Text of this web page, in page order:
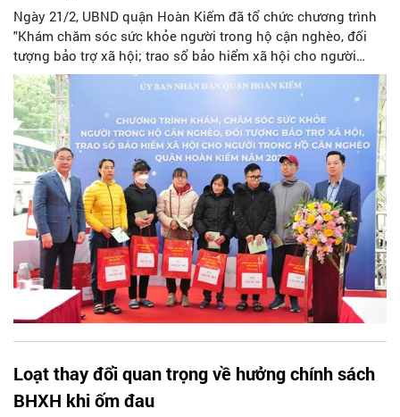
Ngày 21/2, UBND quận Hoàn Kiếm đã tổ chức chương trình
"Khám chăm sóc sức khỏe người trong hộ cận nghèo, đối
tượng bảo trợ xã hội; trao sổ bảo hiểm xã hội cho người
trong hộ cận nghèo quận Hoàn Kiếm năm 2023". Đến tham
dự có đồng chí Lê Hồng Sơn, Ủy viên Ban Thường vụ Thành
ủy, Phó Chủ tịch Thường trực UBND thành phố Hà Nội.
Loạt thay đổi quan trọng về hưởng chính sách
BHXH khi ốm đau